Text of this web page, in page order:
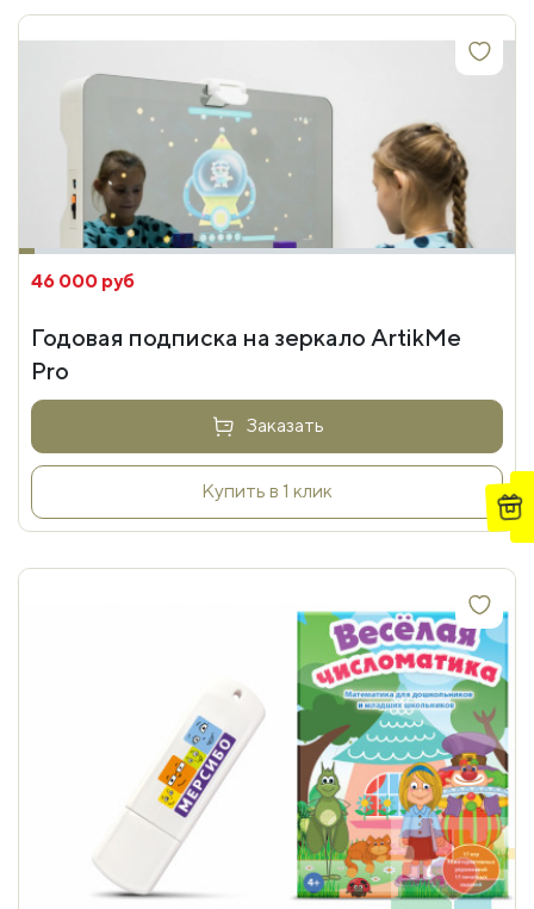
46 000 руб
Годовая подписка на зеркало ArtikMe
Pro
Заказать
Купить в 1 клик